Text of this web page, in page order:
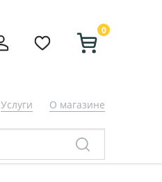
0
Услуги О магазине